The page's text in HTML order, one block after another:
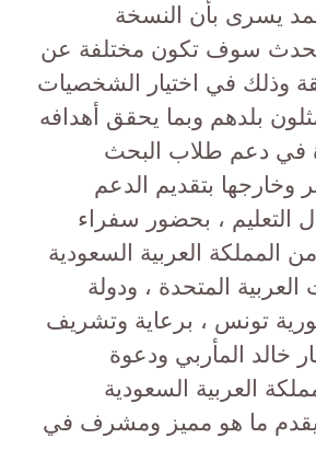
يسرى بأن النسخة
الحدث سوف تكون مختلفة عن
وذلك في اختيار الشخصيات
بلدهم وبما يحقق أهدافه
في دعم طلاب البحث
وخارجها بتقديم الدعم
التعليم ، بحضور سفراء
المملكة العربية السعودية
العربية المتحدة ، ودولة
تونس ، برعاية وتشريف
خالد المأربي ودعوة
العربية السعودية
يقدم ما هو مميز ومشرف في